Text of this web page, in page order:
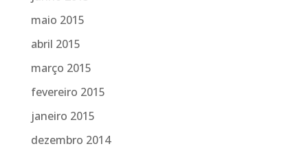
maio 2015
abril 2015
março 2015
fevereiro 2015
janeiro 2015
dezembro 2014